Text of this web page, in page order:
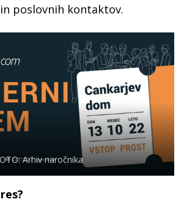
poslovnih kontaktov.
Arhiv naročnika